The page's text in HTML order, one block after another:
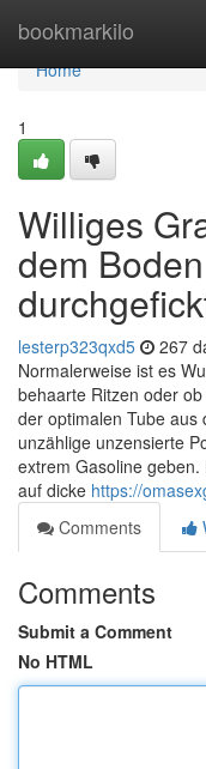
bookmarkilo
Home
Home
1
Williges
dem
lesterp323qxd5 267
Normalerweise ist es
behaarte Ritzen oder
der optimalen Tube
unzählige unzensierte
extrem Gasoline
auf dicke https://
Comments
Comments
Submit a Comment
No HTML